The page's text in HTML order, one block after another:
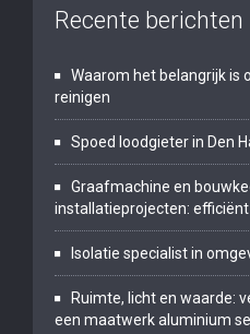
Recente berichten
Waarom het belangrijk is
reinigen
Spoed loodgieter in Den
Graafmachine en
installatieprojecten:
Isolatie specialist in
Ruimte, licht en waarde:
een maatwerk aluminium